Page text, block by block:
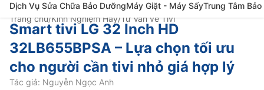
Dịch Vụ Sửa Chữa Bảo DưỡngMáy Giặt - Máy SấyTrung Tâm Bảo
Trang chủ/Kinh Nghiệm Hay/Tư Vấn về Tivi
Smart tivi LG 32 Inch HD
32LB655BPSA – Lựa chọn tối ưu
cho người cần tivi nhỏ giá hợp lý
Tác giả: Nguyễn Ngọc Anh